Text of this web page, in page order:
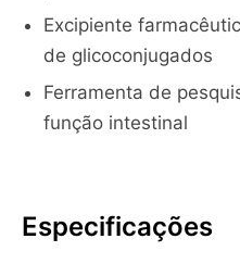
Excipiente
de glicoconjugados
Ferramenta de
função intestinal
Especificações